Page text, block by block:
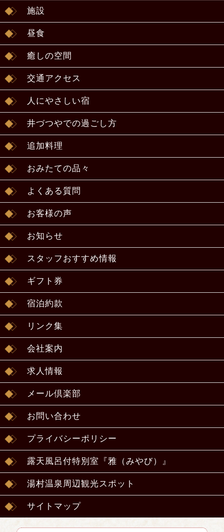
施設
昼食
癒しの空間
交通アクセス
人にやさしい宿
井づつやでの過ごし方
追加料理
おみたての品々
よくある質問
お客様の声
お知らせ
スタッフおすすめ情報
ギフト券
宿泊約款
リンク集
会社案内
求人情報
メール倶楽部
お問い合わせ
プライバシーポリシー
露天風呂付特別室『雅（みやび）』
湯村温泉周辺観光スポット
サイトマップ